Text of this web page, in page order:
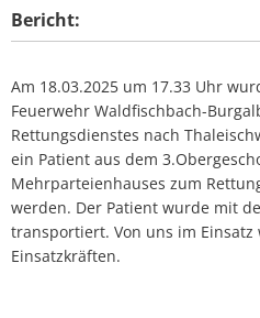
Bericht:
Am 18.03.2025 um 17.33 Uhr
Feuerwehr Waldfischbach-
Rettungsdienstes nach
ein Patient aus dem
Mehrparteienhauses zum
werden. Der Patient wurde mit
transportiert. Von uns im Einsatz
Einsatzkräften.